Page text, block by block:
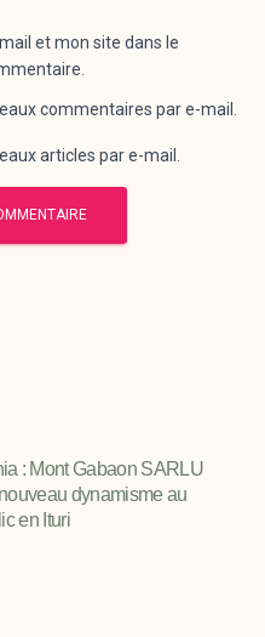
et mon site dans le
commentaires par e-mail.
articles par e-mail.
: Mont Gabaon SARLU
dynamisme au
en Ituri